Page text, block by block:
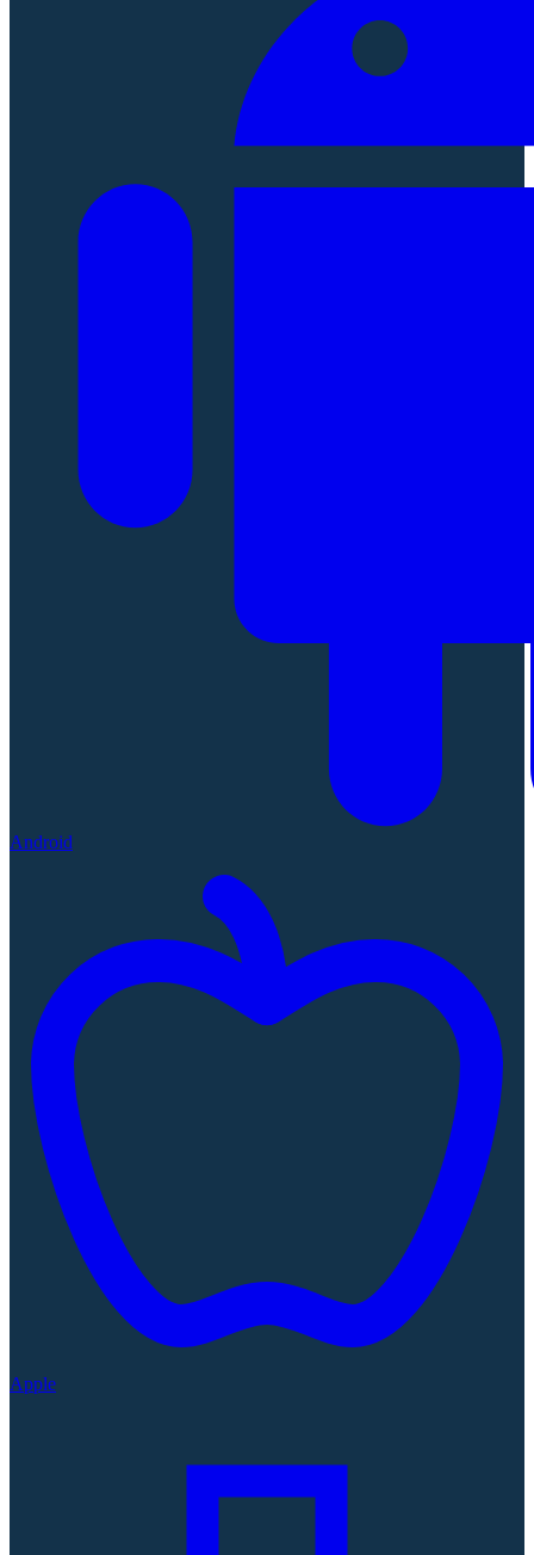
Android
Apple